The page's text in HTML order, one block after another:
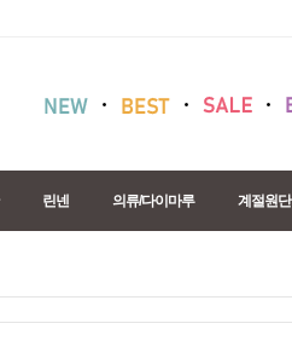
린넨 의류/다이마루 계절원단